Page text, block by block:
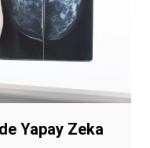
Yapay Zeka